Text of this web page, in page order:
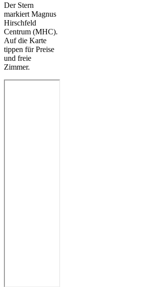
Der Stern
markiert Magnus
Hirschfeld
Centrum (MHC).
Auf die Karte
tippen für Preise
und freie
Zimmer.